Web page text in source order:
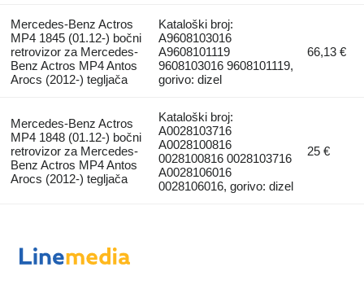
Mercedes-Benz Actros
MP4 1845 (01.12-) bočni
retrovizor za Mercedes-
Benz Actros MP4 Antos
Arocs (2012-) tegljača
Kataloški broj:
A9608103016
A9608101119
9608103016 9608101119,
gorivo: dizel
66,13 €
Mercedes-Benz Actros
MP4 1848 (01.12-) bočni
retrovizor za Mercedes-
Benz Actros MP4 Antos
Arocs (2012-) tegljača
Kataloški broj:
A0028103716
A0028100816
0028100816 0028103716
A0028106016
0028106016, gorivo: dizel
25 €